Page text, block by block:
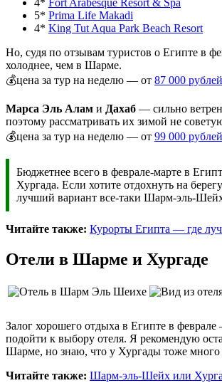
4* Fort Arabesque Resort & Spa
5* Prima Life Makadi
4* King Tut Aqua Park Beach Resort
Но, судя по отзывам туристов о Египте в
холоднее, чем в Шарме.
💰цена за тур на неделю — от 87 000
Марса Эль Алам и Дахаб — сильно
поэтому рассматривать их зимой не
💰цена за тур на неделю — от 99 000
Бюджетнее всего в феврале-марте в
Хургада. Если хотите отдохнуть на
лучший вариант все-таки Шарм-эль-
Читайте также: Курорты Египта — где
Отели в Шарме и Хургаде
Залог хорошего отдыха в Египте в
подойти к выбору отеля. Я рекомендую
Шарме, но знаю, что у Хургады тоже много
Читайте также: Шарм-эль-Шейх или